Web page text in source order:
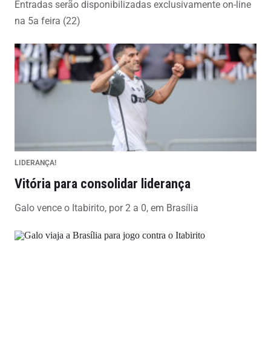
Entradas serão disponibilizadas exclusivamente on-line
na 5a feira (22)
LIDERANÇA!
Vitória para consolidar liderança
Galo vence o Itabirito, por 2 a 0, em Brasília